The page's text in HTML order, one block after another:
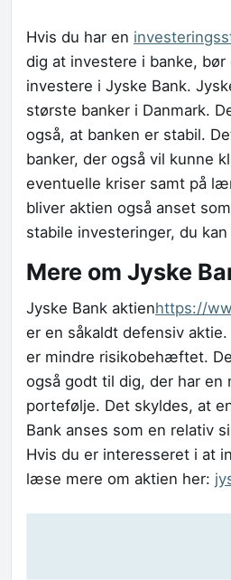
Hvis du har en
dig at investere i banke, bør
investere i Jyske Bank.
største banker i Danmark.
også, at banken er stabil.
banker, der også vil kunne
eventuelle kriser samt på
bliver aktien også anset
stabile investeringer, du
Mere om Jyske
Jyske Bank aktienhttps://
er en såkaldt defensiv
er mindre risikobehæftet.
også godt til dig, der har en
portefølje. Det skyldes, at
Bank anses som en relativ
Hvis du er interesseret i at
læse mere om aktien her: